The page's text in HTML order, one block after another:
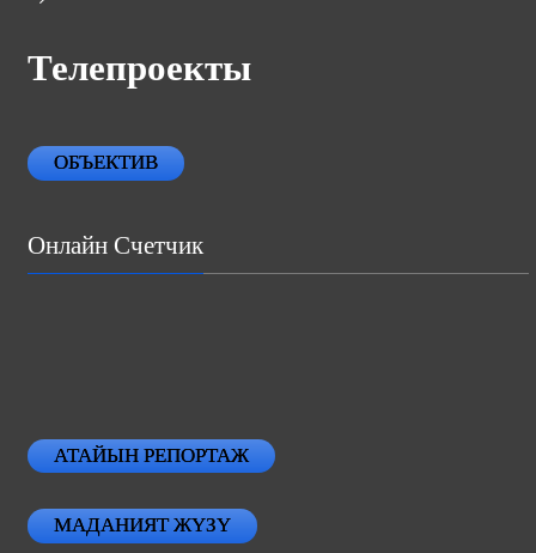
Телепроекты
ОБЪЕКТИВ
Онлайн Счетчик
АТАЙЫН РЕПОРТАЖ
МАДАНИЯТ ЖҮЗҮ